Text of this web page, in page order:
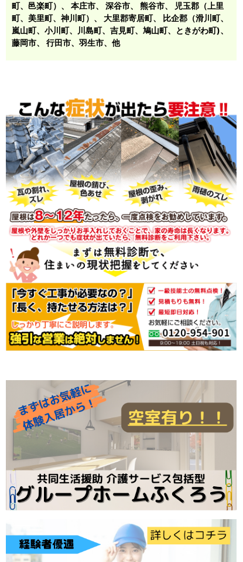
町、邑楽町） 、 本庄市、 深谷市、 熊谷市、
児玉郡（上里
町、美里町、神川町） 、 大里郡寄居町、
比企郡（滑川町、
嵐山町、小川町、川島町、吉見町、鳩山町、ときがわ町)、
藤岡市、 行田市、羽生市、他